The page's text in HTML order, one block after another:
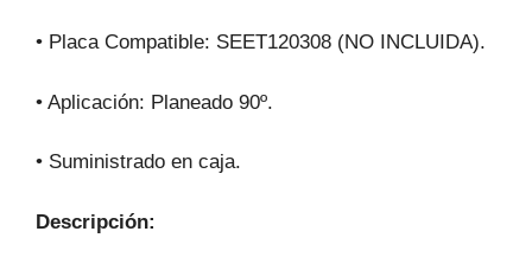
• Placa Compatible: SEET120308 (NO INCLUIDA).
• Aplicación: Planeado 90º.
• Suministrado en caja.
Descripción: